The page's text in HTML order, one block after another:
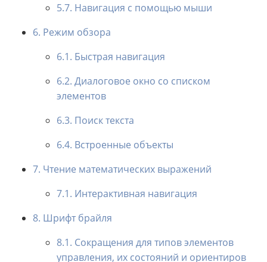
5.7. Навигация с помощью мыши
6. Режим обзора
6.1. Быстрая навигация
6.2. Диалоговое окно со списком
элементов
6.3. Поиск текста
6.4. Встроенные объекты
7. Чтение математических выражений
7.1. Интерактивная навигация
8. Шрифт брайля
8.1. Сокращения для типов элементов
управления, их состояний и ориентиров